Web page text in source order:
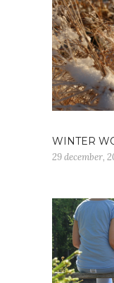
WINTER
29 december,